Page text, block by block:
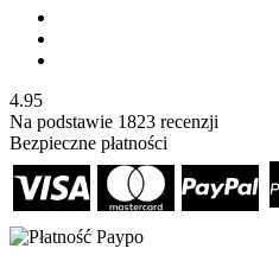
4.95
Na podstawie 1823 recenzji
Bezpieczne płatności